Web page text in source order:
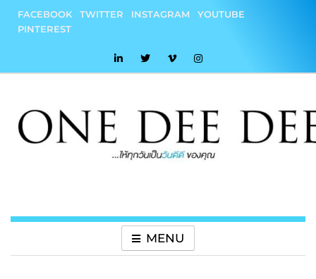
content
FACEBOOK TWITTER INSTAGRAM
YOUTUBE
PINTEREST
MENU